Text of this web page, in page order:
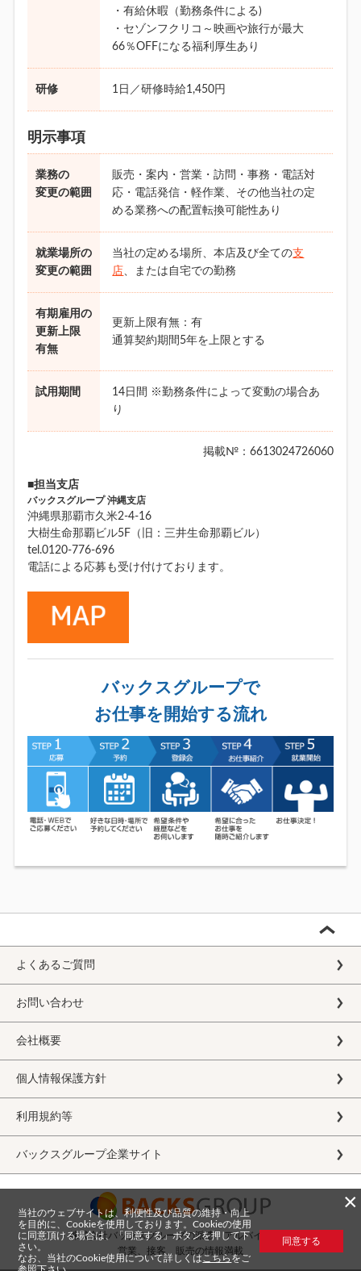
・有給休暇（勤務条件による)
・セゾンフクリコ～映画や旅行が最大
66％OFFになる福利厚生あり
研修 1日／研修時給1,450円
明示事項
業務の
変更の範囲
販売・案内・営業・訪問・事務・電話対
応・電話発信・軽作業、その他当社の定
める業務への配置転換可能性あり
就業場所の
変更の範囲
当社の定める場所、本店及び全ての支
店、または自宅での勤務
有期雇用の
更新上限
有無
更新上限有無：有
通算契約期間5年を上限とする
試用期間
14日間 ※勤務条件によって変動の場合あ
り
掲載№：6613024726060
■担当支店
バックスグループ 沖縄支店
沖縄県那覇市久米2-4-16
大樹生命那覇ビル5F（旧：三井生命那覇ビル）
tel.0120-776-696
電話による応募も受け付けております。
バックスグループで
お仕事を開始する流れ
よくあるご質問
お問い合わせ
会社概要
個人情報保護方針
利用規約等
バックスグループ企業サイト
株式会社バックスグループの派遣・アルバイト求人
営業、接客、販売の情報満載
×
当社のウェブサイトは、利便性及び品質の維持・向上
を目的に、Cookieを使用しております。Cookieの使用
に同意頂ける場合は、「同意する」ボタンを押して下
さい。
なお、当社のCookie使用について詳しくは こちらをご
同意する